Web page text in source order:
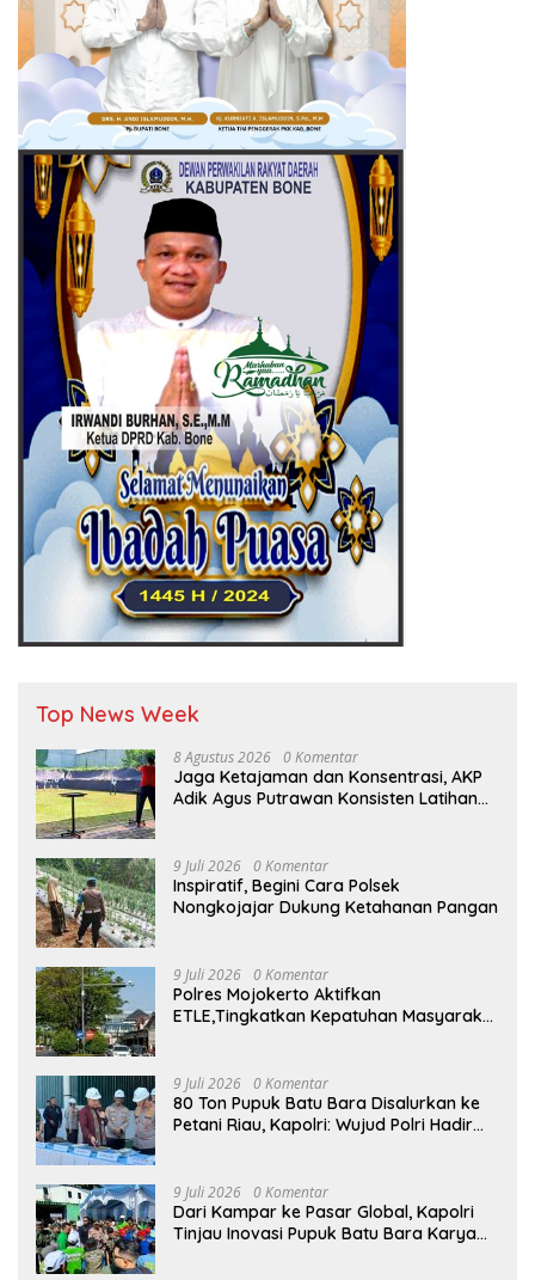
Top News Week
8 Agustus 2026 0 Komentar
Jaga Ketajaman dan Konsentrasi, AKP
Adik Agus Putrawan Konsisten Latihan
9 Juli 2026 0 Komentar
Inspiratif, Begini Cara Polsek
Nongkojajar Dukung Ketahanan Pangan
9 Juli 2026 0 Komentar
Polres Mojokerto Aktifkan
ETLE,Tingkatkan Kepatuhan Masyarakat
9 Juli 2026 0 Komentar
80 Ton Pupuk Batu Bara Disalurkan ke
Petani Riau, Kapolri: Wujud Polri Hadir
9 Juli 2026 0 Komentar
Dari Kampar ke Pasar Global, Kapolri
Tinjau Inovasi Pupuk Batu Bara Karya